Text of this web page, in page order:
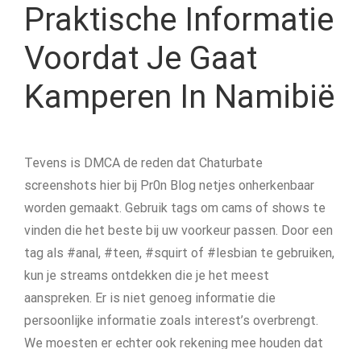
Praktische Informatie
Voordat Je Gaat
Kamperen In Namibië
Tevens is DMCA de reden dat Chaturbate
screenshots hier bij Pr0n Blog netjes onherkenbaar
worden gemaakt. Gebruik tags om cams of shows te
vinden die het beste bij uw voorkeur passen. Door een
tag als #anal, #teen, #squirt of #lesbian te gebruiken,
kun je streams ontdekken die je het meest
aanspreken. Er is niet genoeg informatie die
persoonlijke informatie zoals interest’s overbrengt.
We moesten er echter ook rekening mee houden dat